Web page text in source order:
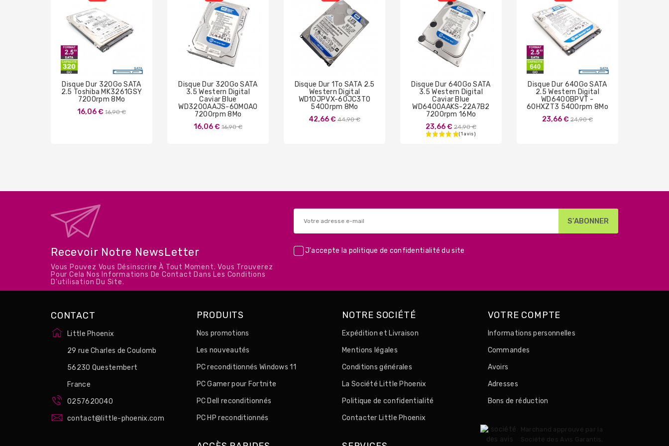
Disque Dur 320Go SATA
2.5 Toshiba MK3261GSY
7200rpm 8Mo
16,06 € Prix
16,90 €
Disque Dur 320Go SATA
3.5 Western Digital
Caviar Blue
WD3200AAJS-60M0A0
7200rpm 8Mo
16,06 € Prix
16,90 €
Disque Dur 1To SATA 2.5
Western Digital
WD10JPVX-60JC3T0
5400rpm 8Mo
42,66 € Prix
44,90 €
Disque Dur 640Go SATA
3.5 Western Digital
Caviar Blue
WD6400AAKS-22A7B2
7200rpm 16Mo
23,66 € Prix
de
24,90 €
Disque Dur 640Go SATA
2.5 Western Digital
WD6400BPVT -
60HXZT3 5400rpm 8Mo
23,66 € Prix
24,90 €
Recevoir Notre NewsLetter
Vous Pouvez Vous Désinscrire À Tout Moment. Vous Trouverez
Pour Cela Nos Informations De Contact Dans Les Conditions
D'utilisation Du Site.
J'accepte la politique de confidentialité du site
CONTACT
Little Phoenix
29 rue Charles de Coulomb
56230 Questembert
France
0257620040
contact@little-phoenix.com
PRODUITS
Nos promotions
Les nouveautés
PC reconditionnés Windows 11
PC Gamer pour Fortnite
PC Dell reconditionnés
PC HP reconditionnés
NOTRE SOCIÉTÉ
Expédition et Livraison
Mentions légales
Conditions générales
La Société Little Phoenix
Politique de confidentialité
Contacter Little Phoenix
VOTRE COMPTE
Informations personnelles
Commandes
Avoirs
Adresses
Bons de réduction
Marchand approuvé par la
Société des Avis Garantis,